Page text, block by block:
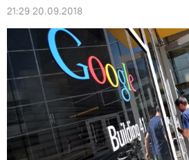
21:29 20.09.2018